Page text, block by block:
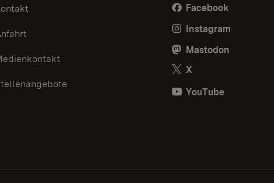
Facebook
Instagram
Mastodon
X
YouTube